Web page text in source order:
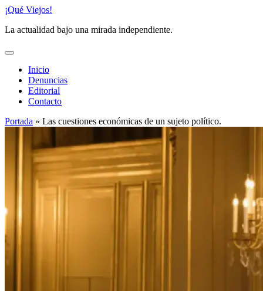
Saltar
contenido
¡Qué Viejos!
La actualidad bajo una mirada independiente.
Inicio
Denuncias
Editorial
Contacto
Portada » Las cuestiones económicas de un sujeto político.